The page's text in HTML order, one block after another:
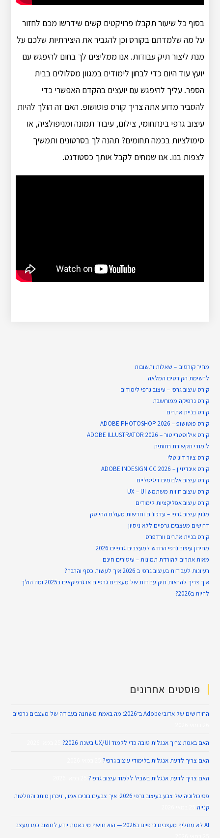
בסוף כל שיעור תקבלו פרויקטים קשים שידרשו מכם לחזור
על מה שלמדתם בקורס וכן להגביר את היצירתיות שלכם על
מנת ליצור תיק עבודות. אנו ממליצים לך בחום להיפגש עם
יועץ עוד היום כדי לבחון לימודים במגוון מסלולים בבית
הספר. עליך להיפגש עם יועצים בהקדם האפשרי כדי
להסביר מדוע אתה צריך קורס פוטושופ. האם זה הולך להיות
עיצוב גרפי בינתחומי, צילום, עיבוד תמונה ומניפולציה, או
סימולציות בכמה תחומים? תהנה לך בסרטונים ותמשיך
לצפות בנו. אנו שמחים לקבל אותך כסטודנט.
מחיר קורסים – שאלות ותשובות
לרשימת הקורסים המלאה
קורס עיצוב גרפי – עיצוב גרפי לימודים
קורס גרפיקה ממוחשבת
קורס בניית​ אתרים
קורס פוטושופ – ADOBE PHOTOSHOP 2026
קורס אילוסטרייטור – ADOBE ILLUSTRATOR 2026
לימודי תקשורת חזותית
קורס ציור דיגיטלי
קורס אינדיזיין – ADOBE INDESIGN CC 2026
קורס עיצוב אלבומים דיגיטליים
קורס עיצוב חווית משתמש UX – UI
קורס עיצוב אפליקציות לימודים
מגזין עיצוב גרפי – עדכונים וחדשות מעולם ההייטק
דרושים מעצבים גרפיים ללא ניסיון
קורס בניית אתרים וורדפרס
מחירון עיצוב גרפי החדש למעצבים גרפיים 2026
מאות אתרים להורדת תמונות – עיטורים חינם
רעיונות לעבודות בעיצוב גרפי ב 2026 איך לעשות כסף והרבה?
איך צריך להראות תיק עבודות של מעצבים גרפיים או גרפיקאים ב2025 ומה הולך
להיות ב2026?
פוסטים אחרונים
החידושים של אדובי Adobe ב־2026: מה באמת משתנה בעבודה של מעצבים גרפיים
האם באמת צריך אנגלית טובה כדי ללמוד UX/UI בשנת 2026?
האם צריך לדעת אנגלית בלימודי עיצוב גרפי?
האם צריך לדעת אנגלית בשביל ללמוד עיצוב גרפי?
פסיכולוגיה של צבע בעיצוב גרפי 2026: איך צבעים בונים אמון, זיכרון מותג והחלטות
קנייה
AI לא מחליף מעצבים גרפיים ב2026 — הוא חושף מי באמת יודע לחשוב כמו מעצב